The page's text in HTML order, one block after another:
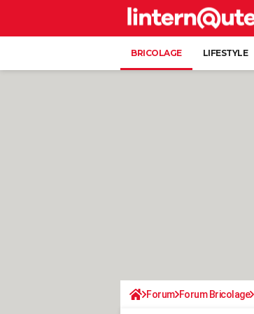
BRICOLAGE LIFESTYLE
Forum Forum Bricolage